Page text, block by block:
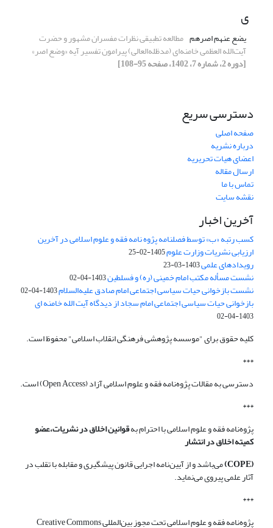
ی
یضع عنهم اصرهم مطالعه تطبیقی نظرات مفسران مشهور و حضرت
آیت‌الله العظمی خامنه‌ای (مدظله‌العالی) پیرامون تفسیر آیه «وضع اصر»
[دوره 2، شماره 7، 1402، صفحه 95-108]
دسترسی سریع
صفحه اصلی
درباره نشریه
اعضای هیات تحریریه
ارسال مقاله
تماس با ما
نقشه سایت
آخرین اخبار
کسب رتبه «ب» توسط فصلنامه پژوه نامه فقه و علوم اسلامی در آخرین
ارزیابی نشریات وزارت علوم1405-02-25
رویدادهای علمی1403-03-23
نشست مسأله مکتب امام خمینی (ره) و فسلطین1403-04-02
نشست بازخوانی حیات سیاسی اجتماعی امام صادق علیه‌السلام1403-04-02
بازخوانی حیات سیاسی اجتماعی امام سجاد از دیدگاه آیت الله خامنه ای
1403-04-02
کلیه حقوق برای "موسسه پژوهشی فرهنگی انقلاب اسلامی" محفوظ است.
***
دسترسی به مقالات پژوه‌نامه فقه و علوم اسلامی آزاد (Open Access) است.
***
پژوه‌نامه فقه و علوم اسلامی با احترام بهقوانین اخلاق در نشریات،عضو
کمیته اخلاق در انتشار
(COPE)
می‌باشد و از آیین‌نامه اجرایی قانون پیشگیری و مقابله با تقلب در
آثار علمی پیروی می‌نماید.
***
پژوه‌نامه فقه و علوم اسلامی تحت مجوز بین‌المللی Creative Commons